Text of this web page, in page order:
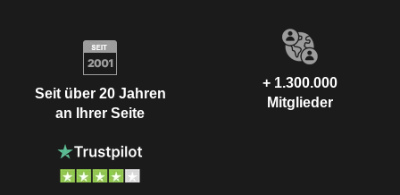
Seit über 20 Jahren
an Ihrer Seite
+ 1.300.000
Mitglieder